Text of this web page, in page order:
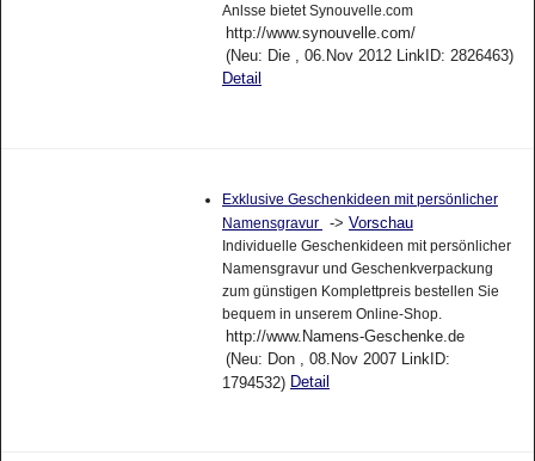
Anlsse bietet Synouvelle.com
http://www.synouvelle.com/
(Neu: Die , 06.Nov 2012 LinkID: 2826463)
Detail
Exklusive Geschenkideen mit persönlicher
Namensgravur
-> Vorschau
Individuelle Geschenkideen mit persönlicher
Namensgravur und Geschenkverpackung
zum günstigen Komplettpreis bestellen Sie
bequem in unserem Online-Shop.
http://www.Namens-Geschenke.de
(Neu: Don , 08.Nov 2007 LinkID:
1794532) Detail